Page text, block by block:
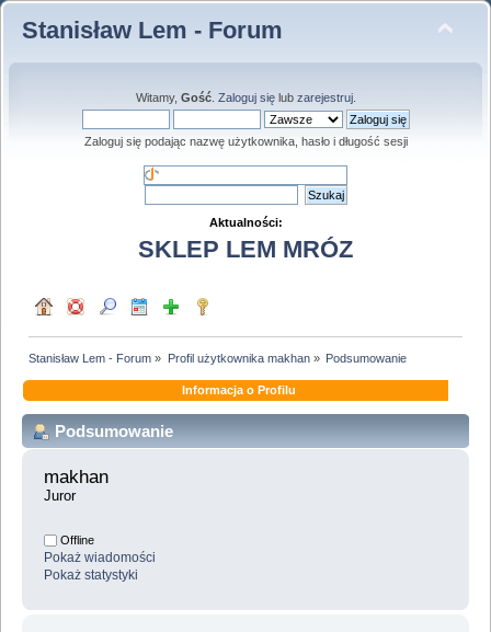
Stanisław Lem - Forum
Witamy, Gość. Zaloguj sięlub zarejestruj.
Zaloguj się podając nazwę użytkownika, hasło i długość sesji
Aktualności:
SKLEP LEM MRÓZ
Stanisław Lem - Forum » Profil użytkownika makhan» Podsumowanie
Informacja o Profilu
Podsumowanie
makhan
Juror
Offline
Pokaż wiadomości
Pokaż statystyki